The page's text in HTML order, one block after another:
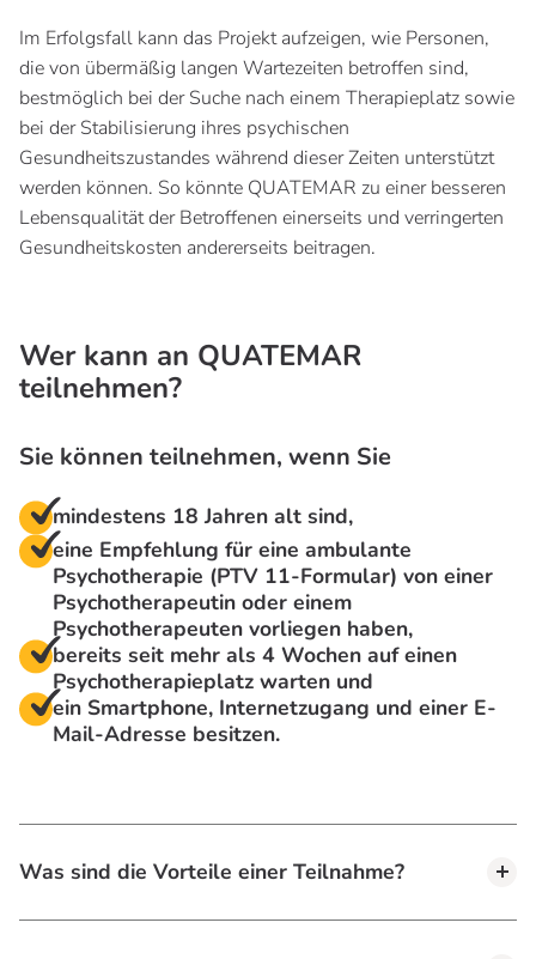
Im Erfolgsfall kann das Projekt aufzeigen, wie Personen,
die von übermäßig langen Wartezeiten betroffen sind,
bestmöglich bei der Suche nach einem Therapieplatz sowie
bei der Stabilisierung ihres psychischen
Gesundheitszustandes während dieser Zeiten unterstützt
werden können. So könnte QUATEMAR zu einer besseren
Lebensqualität der Betroffenen einerseits und verringerten
Gesundheitskosten andererseits beitragen.
Wer kann an QUATEMAR
teilnehmen?
Sie können teilnehmen, wenn Sie
mindestens 18 Jahren alt sind,
eine Empfehlung für eine ambulante
Psychotherapie (PTV 11-Formular) von einer
Psychotherapeutin oder einem
Psychotherapeuten vorliegen haben,
bereits seit mehr als 4 Wochen auf einen
Psychotherapieplatz warten und
ein Smartphone, Internetzugang und einer E-
Mail-Adresse besitzen.
Was sind die Vorteile einer Teilnahme?